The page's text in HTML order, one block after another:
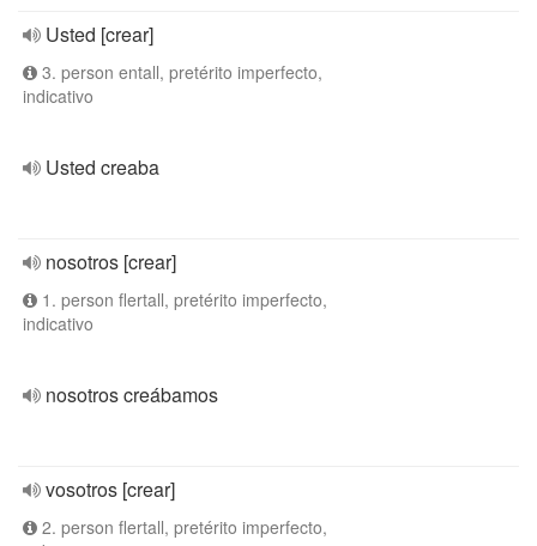
Usted [crear]
3. person entall, pretérito imperfecto,
indicativo
Usted creaba
nosotros [crear]
1. person flertall, pretérito imperfecto,
indicativo
nosotros creábamos
vosotros [crear]
2. person flertall, pretérito imperfecto,